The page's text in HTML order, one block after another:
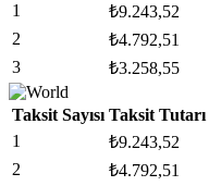
1
₺9.243,52
2
₺4.792,51
3
₺3.258,55
Taksit Sayısı Taksit Tutarı
1
₺9.243,52
2
₺4.792,51